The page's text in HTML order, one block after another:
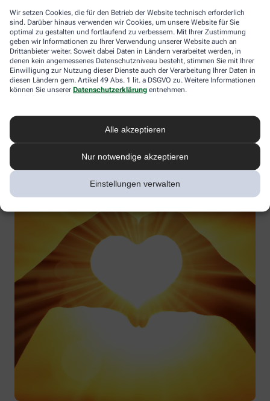
Wir setzen Cookies, die für den Betrieb der Website technisch erforderlich
sind. Darüber hinaus verwenden wir Cookies, um unsere Website für Sie
optimal zu gestalten und fortlaufend zu verbessern. Mit Ihrer Zustimmung
geben wir Informationen zu Ihrer Verwendung unserer Website auch an
Drittanbieter weiter. Soweit dabei Daten in Ländern verarbeitet werden, in
denen kein angemessenes Datenschutzniveau besteht, stimmen Sie mit Ihrer
Einwilligung zur Nutzung dieser Dienste auch der Verarbeitung Ihrer Daten in
diesen Ländern gem. Artikel 49 Abs. 1 lit. a DSGVO zu. Weitere Informationen
können Sie unserer Datenschutzerklärung entnehmen.
Alle akzeptieren
Nur notwendige akzeptieren
Einstellungen verwalten
Vitamin D – Möglichkeiten in der Prävention und
Therapieergänzung
Gesundheitswirkung verstehen und Vitamin-D-Mangel aktiv
vorbeugen